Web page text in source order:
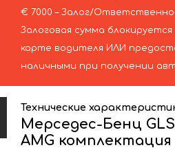
€ 7000 – Залог/
Залоговая сумма
карте водителя ИЛИ
наличными при получении
Технические
Мерседес-Бенц
AMG комплектация